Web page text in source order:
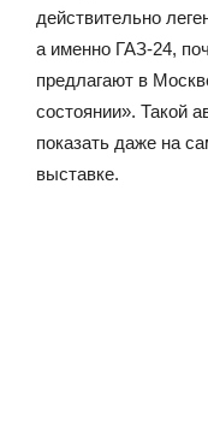
действительно
а именно ГАЗ-24,
предлагают в
состоянии». Такой
показать даже на
выставке.